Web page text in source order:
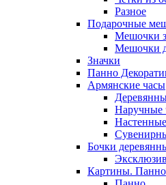
Разное
Подарочные
Мешочки
Мешочки
Значки
Панно
Армянские часы
Наручные
Бочки
Картины. Панно